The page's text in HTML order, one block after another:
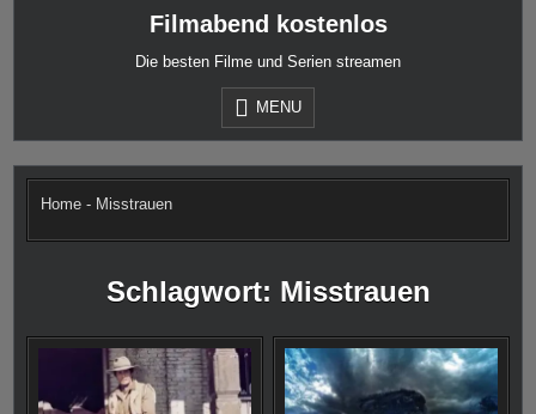
Filmabend kostenlos
Die besten Filme und Serien streamen
MENU
Home - Misstrauen
Schlagwort: Misstrauen